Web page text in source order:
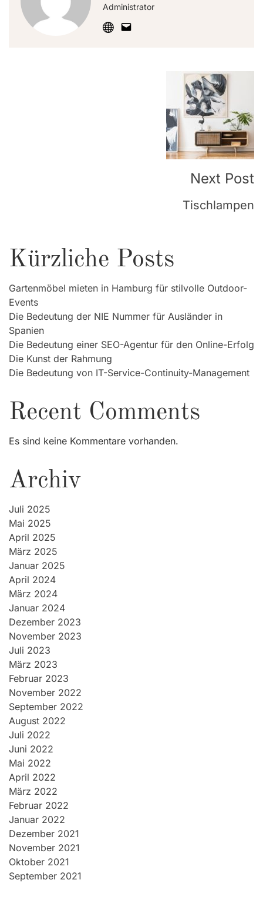
Administrator
Next Post
Tischlampen
Kürzliche Posts
Gartenmöbel mieten in Hamburg für stilvolle Outdoor-
Events
Die Bedeutung der NIE Nummer für Ausländer in
Spanien
Die Bedeutung einer SEO-Agentur für den Online-Erfolg
Die Kunst der Rahmung
Die Bedeutung von IT-Service-Continuity-Management
Recent Comments
Es sind keine Kommentare vorhanden.
Archiv
Juli 2025
Mai 2025
April 2025
März 2025
Januar 2025
April 2024
März 2024
Januar 2024
Dezember 2023
November 2023
Juli 2023
März 2023
Februar 2023
November 2022
September 2022
August 2022
Juli 2022
Juni 2022
Mai 2022
April 2022
März 2022
Februar 2022
Januar 2022
Dezember 2021
November 2021
Oktober 2021
September 2021